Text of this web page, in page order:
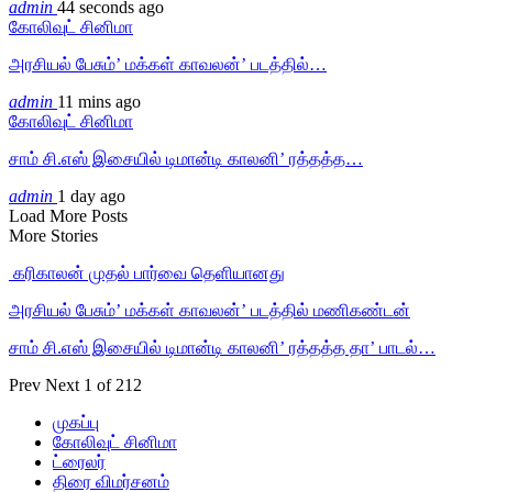
admin 44 seconds ago
கோலிவுட் சினிமா
அரசியல் பேசும்’ மக்கள் காவலன்’ படத்தில்…
admin 11 mins ago
கோலிவுட் சினிமா
சாம் சி.எஸ் இசையில் டிமான்டி காலனி’ ரத்தத்த…
admin 1 day ago
Load More Posts
More Stories
‎ கரிகாலன் முதல் பார்வை தெளியானது
அரசியல் பேசும்’ மக்கள் காவலன்’ படத்தில் மணிகண்டன்
சாம் சி.எஸ் இசையில் டிமான்டி காலனி’ ரத்தத்த தா’ பாடல்…
Prev Next 1 of 212
முகப்பு
கோலிவுட் சினிமா
ட்ரைலர்
திரை விமர்சனம்